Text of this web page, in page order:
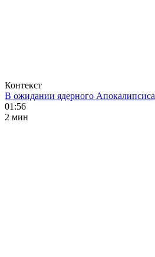
Контекст
В ожидании ядерного Апокалипсиса
01:56
2 мин